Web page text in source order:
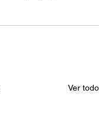
Ver todo